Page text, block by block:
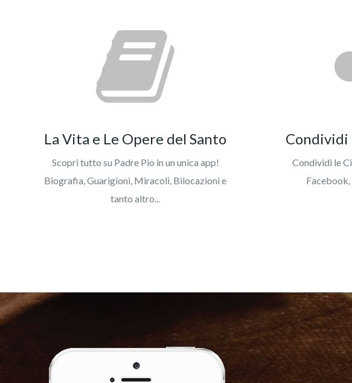
La Vita e Le Opere del Santo
Scopri tutto su Padre Pio in un unica app!
Biografia, Guarigioni, Miracoli, Bilocazioni e
tanto altro...
Condividi
Condividi le